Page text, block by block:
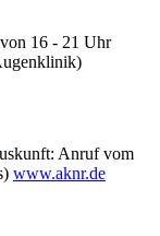
16 - 21 Uhr
Anruf vom
www.aknr.de